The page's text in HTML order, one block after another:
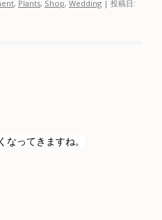
, Plants, Shop, Wedding | 投稿日:
ってきますね。